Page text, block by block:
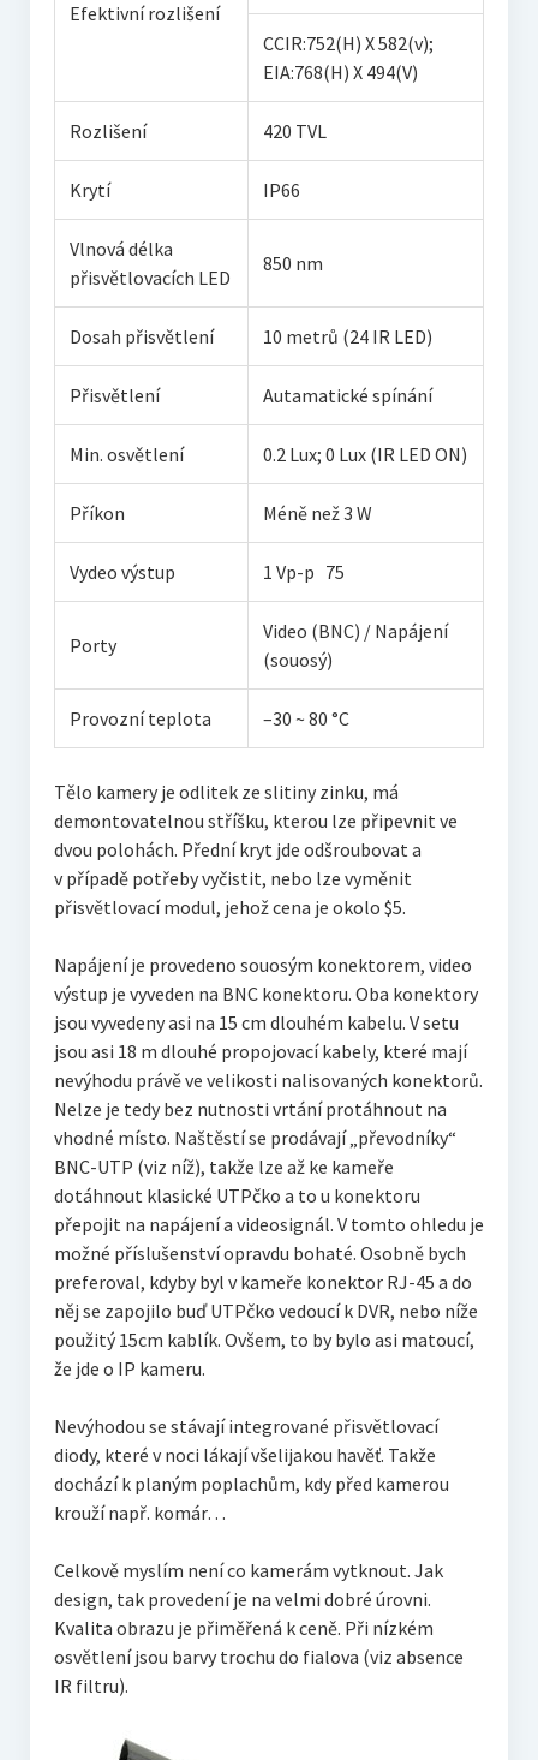
Efektivní rozlišení
CCIR:752(H) X 582(v);
EIA:768(H) X 494(V)
Rozlišení 420 TVL
Krytí IP66
Vlnová délka
přisvětlovacích LED
850 nm
Dosah přisvětlení 10 metrů (24 IR LED)
Přisvětlení Autamatické spínání
Min. osvětlení 0.2 Lux; 0 Lux (IR LED ON)
Příkon Méně než 3 W
Vydeo výstup 1 Vp-p 75
Porty
Video (BNC) / Napájení
(souosý)
Provozní teplota –30 ~ 80 °C
Tělo kamery je odlitek ze slitiny zinku, má
demontovatelnou stříšku, kterou lze připevnit ve
dvou polohách. Přední kryt jde odšroubovat a
v případě potřeby vyčistit, nebo lze vyměnit
přisvětlovací modul, jehož cena je okolo $5.
Napájení je provedeno souosým konektorem, video
výstup je vyveden na BNC konektoru. Oba konektory
jsou vyvedeny asi na 15 cm dlouhém kabelu. V setu
jsou asi 18 m dlouhé propojovací kabely, které mají
nevýhodu právě ve velikosti nalisovaných konektorů.
Nelze je tedy bez nutnosti vrtání protáhnout na
vhodné místo. Naštěstí se prodávají „převodníky“
BNC-UTP (viz níž), takže lze až ke kameře
dotáhnout klasické UTPčko a to u konektoru
přepojit na napájení a videosignál. V tomto ohledu je
možné příslušenství opravdu bohaté. Osobně bych
preferoval, kdyby byl v kameře konektor RJ-45 a do
něj se zapojilo buď UTPčko vedoucí k DVR, nebo níže
použitý 15cm kablík. Ovšem, to by bylo asi matoucí,
že jde o IP kameru.
Nevýhodou se stávají integrované přisvětlovací
diody, které v noci lákají všelijakou havěť. Takže
dochází k planým poplachům, kdy před kamerou
krouží např. komár…
Celkově myslím není co kamerám vytknout. Jak
design, tak provedení je na velmi dobré úrovni.
Kvalita obrazu je přiměřená k ceně. Při nízkém
osvětlení jsou barvy trochu do fialova (viz absence
IR filtru).